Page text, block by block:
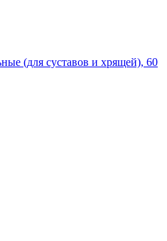
(для суставов и хрящей), 60